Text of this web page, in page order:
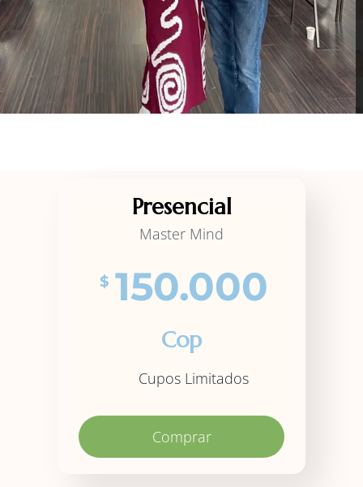
Presencial
Master Mind
$ 150.000
Cop
Cupos Limitados
Comprar